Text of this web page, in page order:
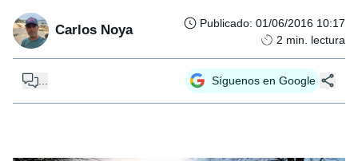
Carlos Noya Publicado: 01/06/2016 10:17
2 min. lectura
Síguenos en Google